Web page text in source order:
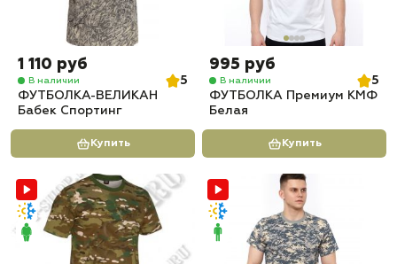
1 110 руб
В наличии
5
ФУТБОЛКА-ВЕЛИКАН
Бабек Спортинг
Купить
995 руб
В наличии
5
ФУТБОЛКА Премиум КМФ
Белая
Купить